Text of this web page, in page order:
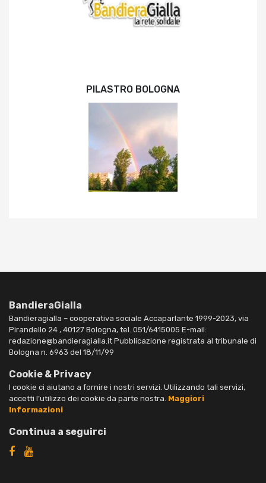
PILASTRO BOLOGNA
BandieraGialla
Bandieragialla – cooperativa sociale Accaparlante 1999-2023, via
Pirandello 24 , 40127 Bologna, tel. 051/6415005 E-mail:
redazione@bandieragialla.it Pubblicazione registrata al tribunale di
Bologna n. 6963 del 18/11/99
Cookie & Privacy
I cookie ci aiutano a fornire i nostri servizi. Utilizzando tali servizi,
accetti l’utilizzo dei cookie da parte nostra. Maggiori
Informazioni
Continua a seguirci